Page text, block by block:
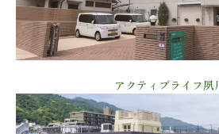
アクティブライフ夙